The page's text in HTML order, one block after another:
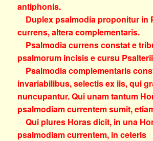
antiphonis.
Duplex psalmodia proponitur in
currens, altera complementaris.
Psalmodia currens constat e
psalmorum incisis e cursu
Psalmodia complementaris
invariabilibus, selectis ex iis, qui
nuncupantur. Qui unam tantum
psalmodiam currentem sumit,
Qui plures Horas dicit, in una
psalmodiam currentem, in ceteris